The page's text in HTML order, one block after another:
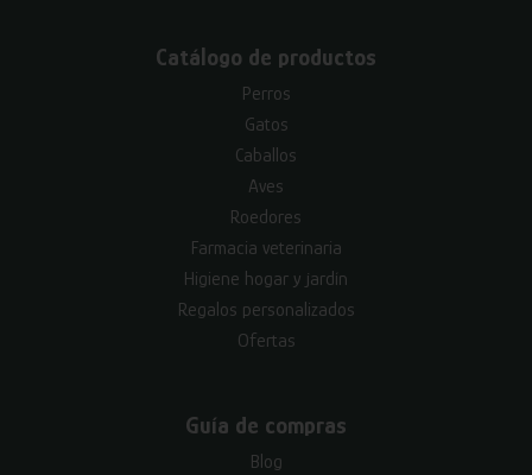
Catálogo de productos
Perros
Gatos
Caballos
Aves
Roedores
Farmacia veterinaria
Higiene hogar y jardín
Regalos personalizados
Ofertas
Guía de compras
Blog